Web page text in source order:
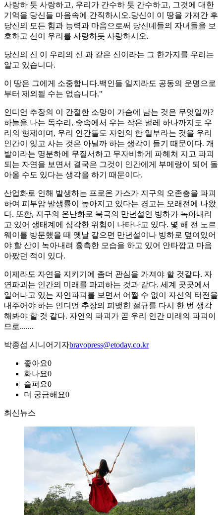
사랑하 듯 사랑하고, 우리가 간수하 듯 간수하고, 그것에 대한
기억을 당신들 마음속에 간직하시오.당신이 이 땅을 가져간 후
당신의 모든 힘과 능력과 마음으로써 당신네들의 자녀들을 보
호하고 신이 우리를 사랑하듯 사랑하시오.
당신의 신 이 우리의 신 과 같은 신이라는 그 한가지를 우리는
알고 있습니다.
이 땅은 그에게 소중합니다.백인들 일지라도 공동의 운명으로
부터 제외될 수는 없습니다."
인디언 추장의 이 간절한 소망이 가슴에 남는 것은 무엇일까?
하늘을 나는 독수리, 숲속에서 우는 작은 벌레 하나까지도 우
리의 형제이며, 우리 인간들도 자연의 한 일부라는 것을 우리
인간이 잊고 사는 것은 아닐까 하는 생각이 들기 때문이다. 개
발이라는 명분하에 무질서하고 무자비하게 파헤처 지고 파괴
되는 자연을 보면서 결국은 그것이 인간에게 부메랑이 되어 돌
아올 수도 있다는 생각을 하기 때문이다.
산업화로 인해 발생하는 프로온 가스가 지구의 오존층을 파괴
하여 피부암 발생률이 높아지고 있다는 경고는 오래전에 나왔
다. 또한, 지구의 온난화로 북극의 만년설인 빙하가 녹아내리
고 있어 생태계에 심각한 위험이 나타나고 있다. 몇 해 전 노르
웨이를 방문했을 때 옛날 같으면 만년설이나 빙하로 덮여있어
야 할 산이 녹아내려 흉측한 모습을 하고 있어 안타깝고 마음
아팠던 적이 있다.
이제라도 자연을 지키기에 좀더 관심을 가져야 할 것같다. 자
연파괴는 인간의 미래를 파괴하는 것과 같다. 세계 곳곳에서
일어나고 있는 자연파괴를 보면서 어쩔 수 없이 자신의 터전을
내주어야 하는 인디언 추장의 피맺힌 절규를 다시 한 번 생각
해봐야 할 것 같다. 자연의 파괴가 곧 우리 인간 미래의 파괴이
므로.......
박종섭 시니어기자bravopress@etoday.co.kr
좋아요0
화나요0
슬퍼요0
더 궁금해요0
최신뉴스